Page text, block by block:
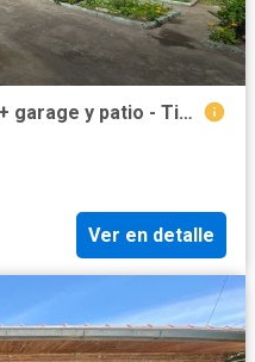
Casa 3 amb.+ Depto. 3 amb.+ garage y patio - Tierra del Fuego y Maipu
Ver en detalle